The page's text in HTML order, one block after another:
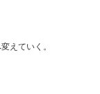
えていく。